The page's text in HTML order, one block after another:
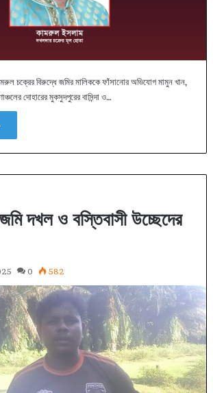
চক্রের বিরুদ্ধে জমির মালিককে ফাঁসানোর অভিযোগ মামুন খান,
দোহারের মুকসুদপুরের বাসিন্দা ও…
দখল ও বস্তিবাসী উচ্ছেদের
0 582